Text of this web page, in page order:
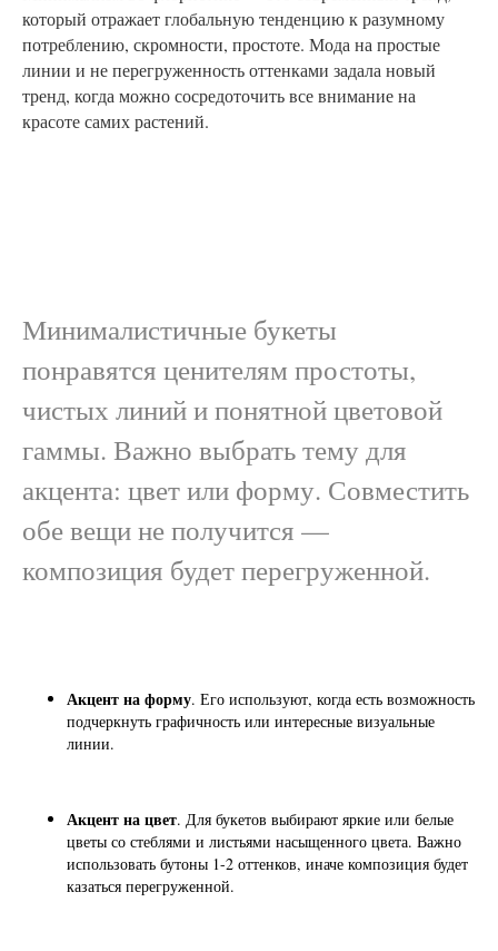
который отражает глобальную тенденцию к разумному
потреблению, скромности, простоте. Мода на простые
линии и не перегруженность оттенками задала новый
тренд, когда можно сосредоточить все внимание на
красоте самих растений.
Минималистичные букеты
понравятся ценителям простоты,
чистых линий и понятной цветовой
гаммы. Важно выбрать тему для
акцента: цвет или форму. Совместить
обе вещи не получится —
композиция будет перегруженной.
Акцент на форму. Его используют, когда есть возможность
подчеркнуть графичность или интересные визуальные
линии.
Акцент на цвет. Для букетов выбирают яркие или белые
цветы со стеблями и листьями насыщенного цвета. Важно
использовать бутоны 1-2 оттенков, иначе композиция будет
казаться перегруженной.